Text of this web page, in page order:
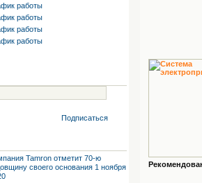
работы
работы
работы
работы
Подписаться
Tamron отметит 70-ю
своего основания 1 ноября